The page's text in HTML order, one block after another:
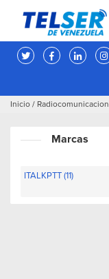
Inicio /
Marcas
ITALKPTT (11)